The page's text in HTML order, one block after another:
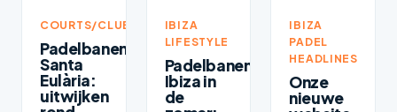
COURTS/CLUBS
Padelbanen
Santa
Eulària:
uitwijken
IBIZA
LIFESTYLE
Padelbanen
Ibiza in
de
IBIZA
PADEL
HEADLINES
Onze
nieuwe